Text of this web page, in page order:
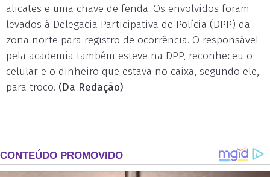
alicates e uma chave de fenda. Os envolvidos foram
levados à Delegacia Participativa de Polícia (DPP) da
zona norte para registro de ocorrência. O responsável
pela academia também esteve na DPP, reconheceu o
celular e o dinheiro que estava no caixa, segundo ele,
para troco. (Da Redação)